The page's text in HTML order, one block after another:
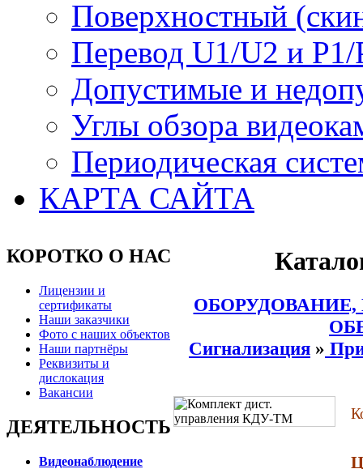
Поверхностный
Перевод U1/U2 и
Допустимые и
Углы обзора
Периодическая
КАРТА САЙТА
КОРОТКО О НАС
Лицензии и
сертификаты
Наши заказчики
Фото с наших объектов
Наши партнёры
Реквизиты и
дислокация
Вакансии
ДЕЯТЕЛЬНОСТЬ
Видеонаблюдение
Сигнализация »